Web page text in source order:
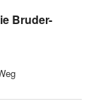
Bruder-